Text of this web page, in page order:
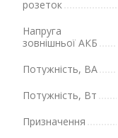
розеток
Напруга
зовнішньої АКБ
Потужність, ВА
Потужність, Вт
Призначення